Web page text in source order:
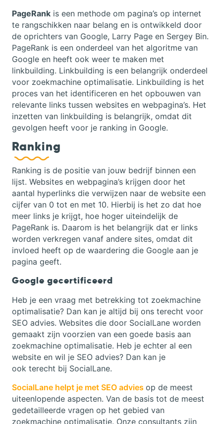
PageRank is een methode om pagina’s op internet
te rangschikken naar belang en is ontwikkeld door
de oprichters van Google, Larry Page en Sergey Bin.
PageRank is een onderdeel van het algoritme van
Google en heeft ook weer te maken met
linkbuilding. Linkbuilding is een belangrijk onderdeel
voor zoekmachine optimalisatie. Linkbuilding is het
proces van het identificeren en het opbouwen van
relevante links tussen websites en webpagina’s. Het
inzetten van linkbuilding is belangrijk, omdat dit
gevolgen heeft voor je ranking in Google.
Ranking
Ranking is de positie van jouw bedrijf binnen een
lijst. Websites en webpagina’s krijgen door het
aantal hyperlinks die verwijzen naar de website een
cijfer van 0 tot en met 10. Hierbij is het zo dat hoe
meer links je krijgt, hoe hoger uiteindelijk de
PageRank is. Daarom is het belangrijk dat er links
worden verkregen vanaf andere sites, omdat dit
invloed heeft op de waardering die Google aan je
pagina geeft.
Google gecertificeerd
Heb je een vraag met betrekking tot zoekmachine
optimalisatie? Dan kan je altijd bij ons terecht voor
SEO advies. Websites die door SocialLane worden
gemaakt zijn voorzien van een goede basis aan
zoekmachine optimalisatie. Heb je echter al een
website en wil je SEO advies? Dan kan je
ook terecht bij SocialLane.
SocialLane helpt je met SEO advies op de meest
uiteenlopende aspecten. Van de basis tot de meest
gedetailleerde vragen op het gebied van
zoekmachine optimalisatie. Onze consultants zijn